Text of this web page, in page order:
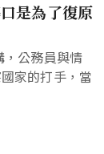
是為了復原
公務員與情
家的打手，當